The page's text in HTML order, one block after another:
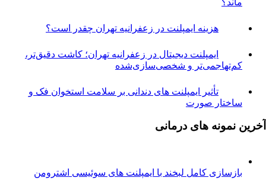
هزینه ایمپلنت در زعفرانیه تهران چقدر است؟
ایمپلنت دیجیتال در زعفرانیه تهران؛ کاشت دقیق‌تر،
و شخصی‌سازی‌شده
تأثیر ایمپلنت های دندانی بر سلامت استخوان فک و
صورت
های درمانی
کامل لبخند با ایمپلنت های سوئیسی اشترومن